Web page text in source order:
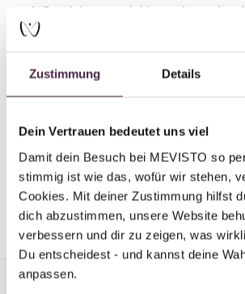
Zustimmung Details
Dein Vertrauen bedeutet uns viel
Damit dein Besuch bei MEVISTO so
stimmig ist wie das, wofür wir stehen,
Cookies. Mit deiner Zustimmung hilfst
dich abzustimmen, unsere Website
verbessern und dir zu zeigen, was
Du entscheidest - und kannst deine
anpassen.
Send the material by registered
MEVISTO GmbH
Austria
*(Mevisto burial=natural burial in a
anonymous burial of residual ashes)